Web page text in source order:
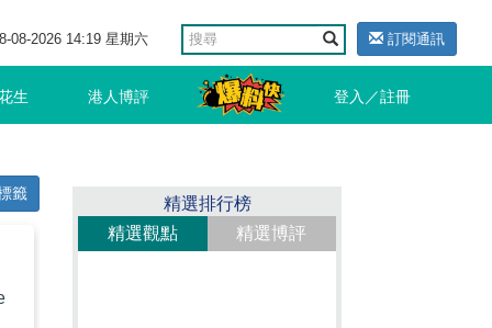
08-2026 14:19 星期六 訂閱通訊
生 港人博評 登入／註冊
籤
精選排行榜
精選觀點
精選博評